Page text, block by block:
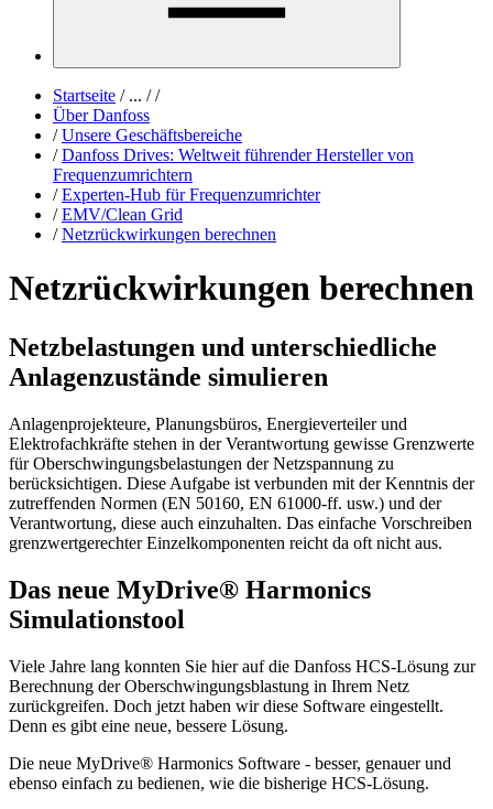
Startseite /... / /
Über Danfoss
/ Unsere Geschäftsbereiche
/ Danfoss Drives: Weltweit führender Hersteller von
Frequenzumrichtern
/ Experten-Hub für Frequenzumrichter
/ EMV/Clean Grid
/ Netzrückwirkungen berechnen
Netzrückwirkungen berechnen
Netzbelastungen und unterschiedliche
Anlagenzustände simulieren
Anlagenprojekteure, Planungsbüros, Energieverteiler und
Elektrofachkräfte stehen in der Verantwortung gewisse Grenzwerte
für Oberschwingungsbelastungen der Netzspannung zu
berücksichtigen. Diese Aufgabe ist verbunden mit der Kenntnis der
zutreffenden Normen (EN 50160, EN 61000-ff. usw.) und der
Verantwortung, diese auch einzuhalten. Das einfache Vorschreiben
grenzwertgerechter Einzelkomponenten reicht da oft nicht aus.
Das neue MyDrive® Harmonics
Simulationstool
Viele Jahre lang konnten Sie hier auf die Danfoss HCS-Lösung zur
Berechnung der Oberschwingungsblastung in Ihrem Netz
zurückgreifen. Doch jetzt haben wir diese Software eingestellt.
Denn es gibt eine neue, bessere Lösung.
Die neue MyDrive® Harmonics Software - besser, genauer und
ebenso einfach zu bedienen, wie die bisherige HCS-Lösung.